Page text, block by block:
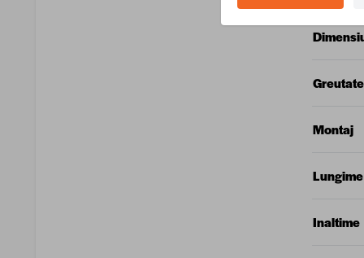
Montaj
Lungime
Inaltime